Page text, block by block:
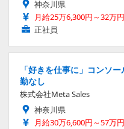
神奈川県
月給25万6,300円～32万円
正社員
「好きを仕事に」コンソ
勤なし
株式会社Meta Sales
神奈川県
月給30万6,600円～57万円